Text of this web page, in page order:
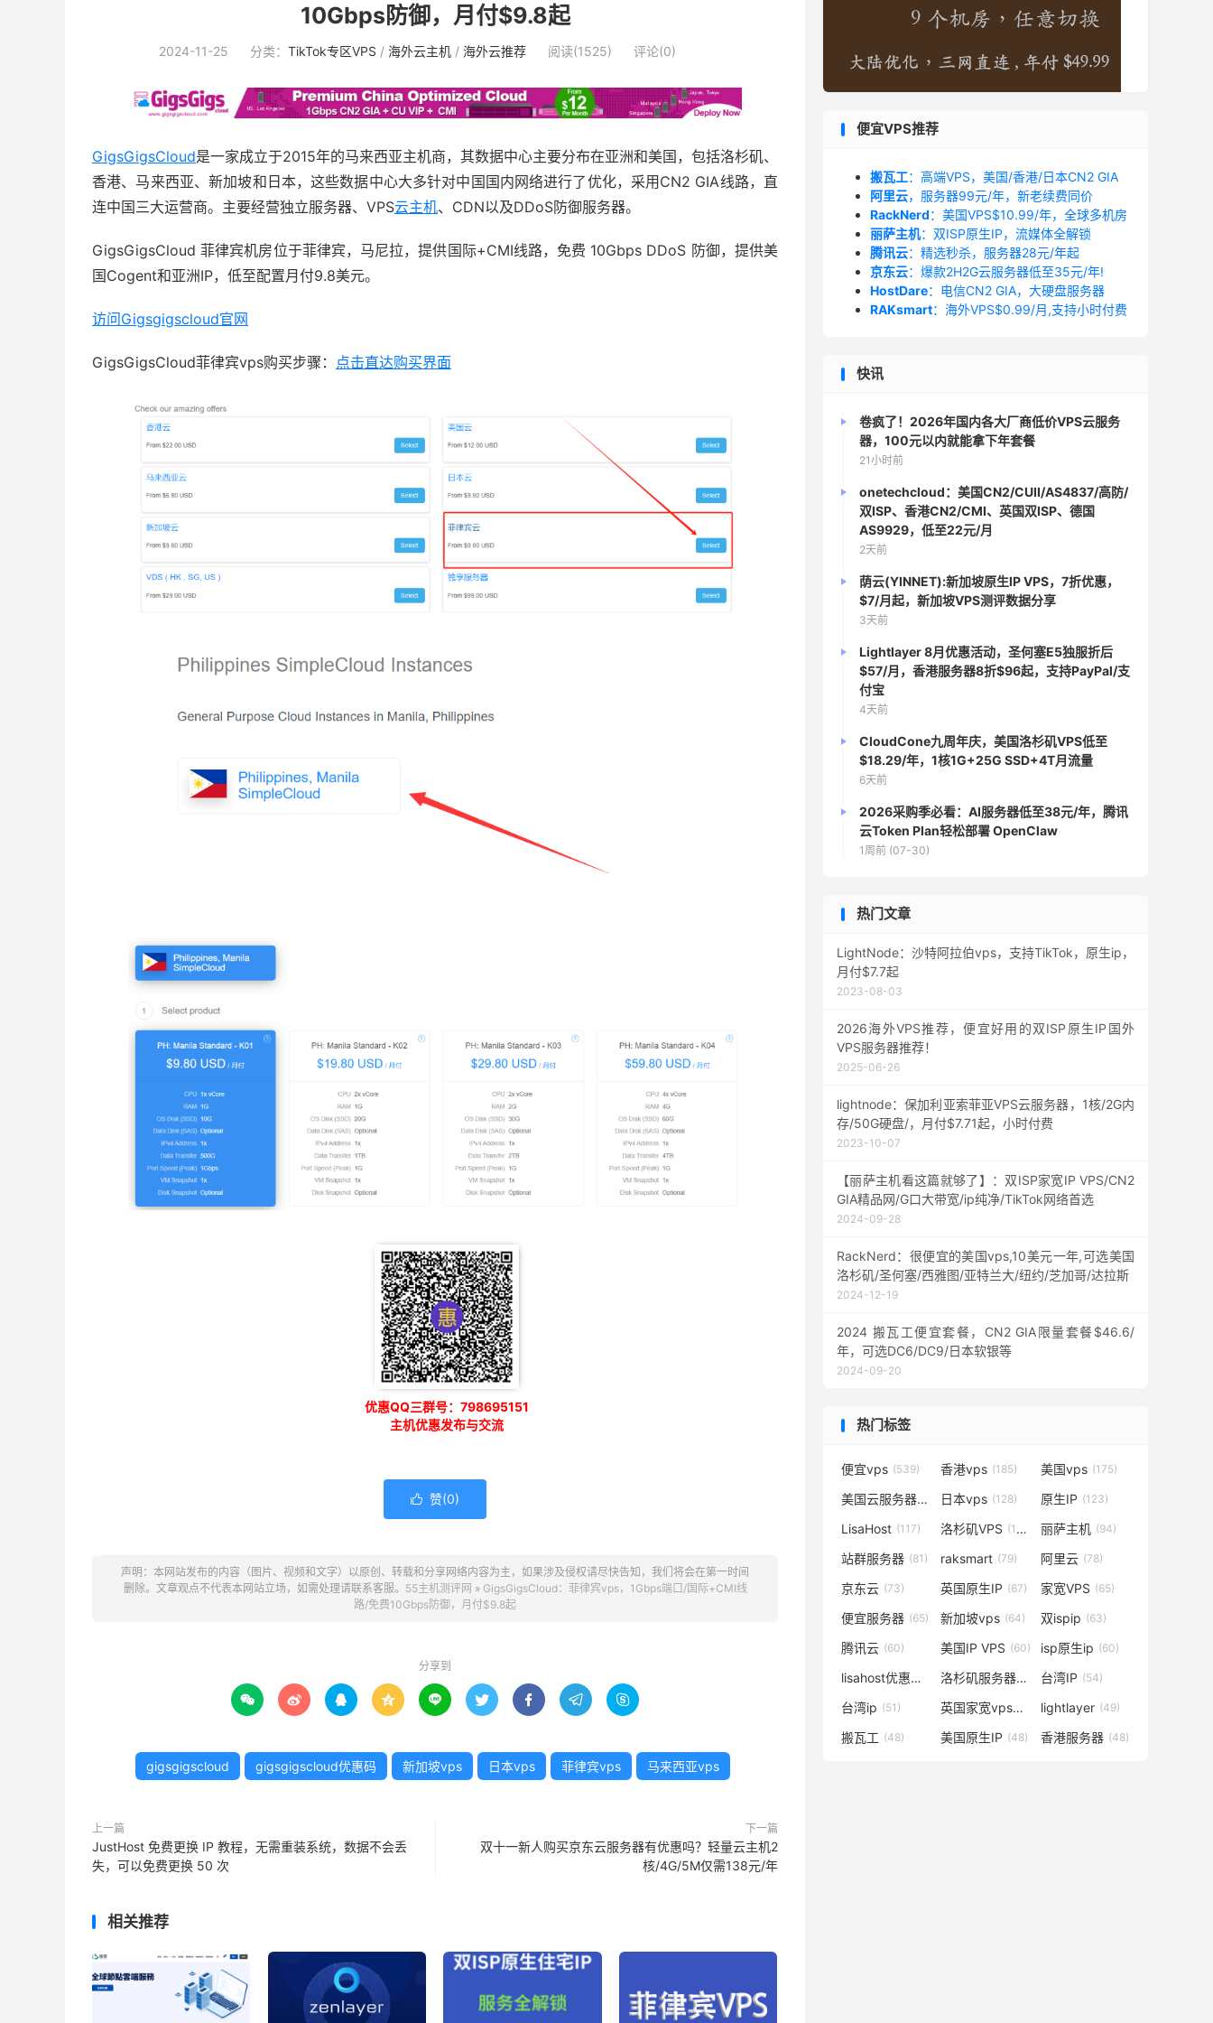
10Gbps防御，月付$9.8起
2024-11-25 分类： TikTok专区VPS / 海外云主机/ 海外云推荐 阅读(1525) 评论(0)
GigsGigsCloud是一家成立于2015年的马来西亚主机商，其数据中心主要分布在亚洲和美国，包括洛杉矶、
香港、马来西亚、新加坡和日本，这些数据中心大多针对中国国内网络进行了优化，采用CN2 GIA线路，直
连中国三大运营商。主要经营独立服务器、VPS云主机、CDN以及DDoS防御服务器。
GigsGigsCloud 菲律宾机房位于菲律宾，马尼拉，提供国际+CMI线路，免费 10Gbps DDoS 防御，提供美
国Cogent和亚洲IP，低至配置月付9.8美元。
访问Gigsgigscloud官网
GigsGigsCloud菲律宾vps购买步骤： 点击直达购买界面
优惠QQ三群号：798695151
主机优惠发布与交流
 赞(0)
声明：本网站发布的内容（图片、视频和文字）以原创、转载和分享网络内容为主，如果涉及侵权请尽快告知，我们将会在第一时间
删除。文章观点不代表本网站立场，如需处理请联系客服。 55主机测评网 » GigsGigsCloud：菲律宾vps，1Gbps端口/国际+CMI线
路/免费10Gbps防御，月付$9.8起
分享到
        
gigsgigscloud gigsgigscloud优惠码 新加坡vps 日本vps 菲律宾vps 马来西亚vps
上一篇
JustHost 免费更换 IP 教程，无需重装系统，数据不会丢
失，可以免费更换 50 次
下一篇
双十一新人购买京东云服务器有优惠吗？轻量云主机2
核/4G/5M仅需138元/年
相关推荐
便宜VPS推荐
搬瓦工：高端VPS，美国/香港/日本CN2 GIA
阿里云，服务器99元/年，新老续费同价
RackNerd：美国VPS$10.99/年，全球多机房
丽萨主机：双ISP原生IP，流媒体全解锁
腾讯云：精选秒杀，服务器28元/年起
京东云：爆款2H2G云服务器低至35元/年!
HostDare：电信CN2 GIA，大硬盘服务器
RAKsmart：海外VPS$0.99/月,支持小时付费
快讯
卷疯了！2026年国内各大厂商低价VPS云服务
器，100元以内就能拿下年套餐
21小时前
onetechcloud：美国CN2/CUII/AS4837/高防/
双ISP、香港CN2/CMI、英国双ISP、德国
AS9929，低至22元/月
2天前
荫云(YINNET):新加坡原生IP VPS，7折优惠，
$7/月起，新加坡VPS测评数据分享
3天前
Lightlayer 8月优惠活动，圣何塞E5独服折后
$57/月，香港服务器8折$96起，支持PayPal/支
付宝
4天前
CloudCone九周年庆，美国洛杉矶VPS低至
$18.29/年，1核1G+25G SSD+4T月流量
6天前
2026采购季必看：AI服务器低至38元/年，腾讯
云Token Plan轻松部署 OpenClaw
1周前 (07-30)
热门文章
LightNode：沙特阿拉伯vps，支持TikTok，原生ip，
月付$7.7起
2023-08-03
2026海外VPS推荐，便宜好用的双ISP原生IP国外
VPS服务器推荐！
2025-06-26
lightnode：保加利亚索菲亚VPS云服务器，1核/2G内
存/50G硬盘/，月付$7.71起，小时付费
2023-10-07
【丽萨主机看这篇就够了】：双ISP家宽IP VPS/CN2
GIA精品网/G口大带宽/ip纯净/TikTok网络首选
2024-09-28
RackNerd：很便宜的美国vps,10美元一年,可选美国
洛杉矶/圣何塞/西雅图/亚特兰大/纽约/芝加哥/达拉斯
2024-12-19
2024 搬瓦工便宜套餐，CN2 GIA限量套餐$46.6/
年，可选DC6/DC9/日本软银等
2024-09-20
热门标签
便宜vps (539) 香港vps (185) 美国vps (175)
美国云服务器(138)日本vps (128) 原生IP (123)
LisaHost (117) 洛杉矶VPS (102) 丽萨主机 (94)
站群服务器 (81) raksmart (79) 阿里云 (78)
京东云 (73) 英国原生IP (67) 家宽VPS (65)
便宜服务器 (65) 新加坡vps (64) 双ispip (63)
腾讯云 (60) 美国IP VPS (60) isp原生ip (60)
lisahost优惠码 (59) 洛杉矶服务器(57) 台湾IP (54)
台湾ip (51) 英国家宽vps(50) lightlayer (49)
搬瓦工 (48) 美国原生IP (48) 香港服务器 (48)